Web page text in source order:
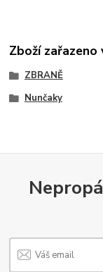
Zboží
ZBRANĚ
Nunčaky